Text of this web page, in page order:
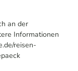
an der
Informationen
reisen-